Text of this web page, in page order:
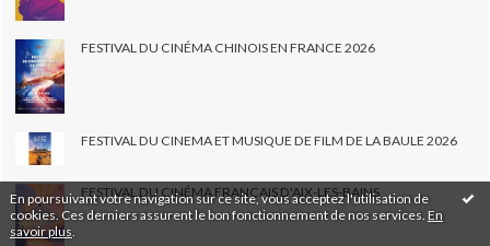
En poursuivant votre navigation sur ce site, vous acceptez l'utilisation de
cookies. Ces derniers assurent le bon fonctionnement de nos services. En
savoir plus
FESTIVAL DU CINÉMA CHINOIS EN FRANCE 2026
FESTIVAL DU CINEMA ET MUSIQUE DE FILM DE LA BAULE 2026
FESTIVAL DU CINÉMA FRANÇAIS D'AIX-LES-BAINS